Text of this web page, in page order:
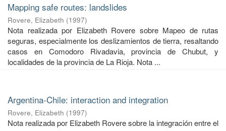
Mapping safe routes: landslides
Rovere, Elizabeth (1997)
Nota realizada por Elizabeth Rovere sobre Mapeo de rutas
seguras, especialmente los deslizamientos de tierra, resaltando
casos en Comodoro Rivadavia, provincia de Chubut, y
localidades de la provincia de La Rioja. Nota ...
Argentina-Chile: interaction and integration
Rovere, Elizabeth (1997)
Nota realizada por Elizabeth Rovere sobre la integración entre el